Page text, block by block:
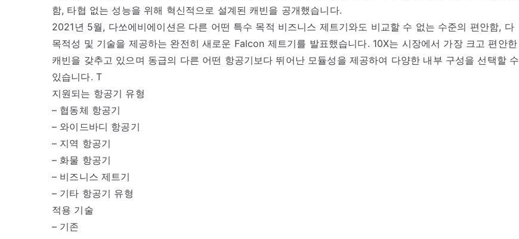
함, 타협 없는 성능을 위해 혁신적으로 설계된 캐빈을 공개했습니다.
2021년 5월, 다쏘에비에이션은 다른 어떤 특수 목적 비즈니스 제트기와도 비교할 수 없는 수준의 편안함, 다
목적성 및 기술을 제공하는 완전히 새로운 Falcon 제트기를 발표했습니다. 10X는 시장에서 가장 크고 편안한
캐빈을 갖추고 있으며 동급의 다른 어떤 항공기보다 뛰어난 모듈성을 제공하여 다양한 내부 구성을 선택할 수
있습니다. T
지원되는 항공기 유형
– 협동체 항공기
– 와이드바디 항공기
– 지역 항공기
– 화물 항공기
– 비즈니스 제트기
– 기타 항공기 유형
적용 기술
– 기존